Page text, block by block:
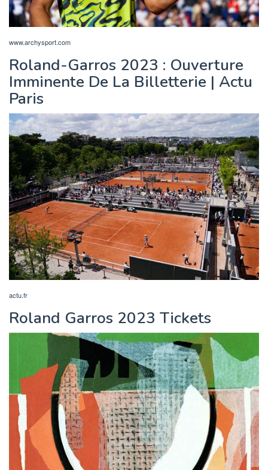
www.archysport.com
Roland-Garros 2023 : Ouverture
Imminente De La Billetterie | Actu
Paris
actu.fr
Roland Garros 2023 Tickets